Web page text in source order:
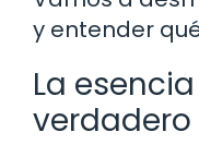
y entender
La
verdadero